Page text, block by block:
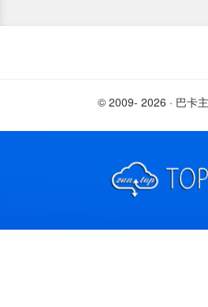
© 2009- 2026 · 巴卡